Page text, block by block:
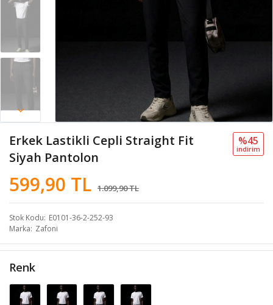
Erkek Lastikli Cepli Straight Fit
Siyah Pantolon
599,90 TL 1.099,90 TL
%45
i̇ndi̇ri̇m
Stok Kodu E0101-36-2-252-93
Marka Zafoni
Renk